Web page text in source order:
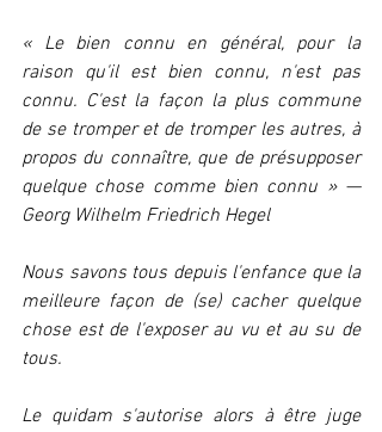
« Le bien connu en général, pour la
raison qu'il est bien connu, n'est pas
connu. C'est la façon la plus commune
de se tromper et de tromper les autres, à
propos du connaître, que de présupposer
quelque chose comme bien connu » —
Georg Wilhelm Friedrich Hegel
Nous savons tous depuis l'enfance que la
meilleure façon de (se) cacher quelque
chose est de l'exposer au vu et au su de
tous.
Le quidam s'autorise alors à être juge